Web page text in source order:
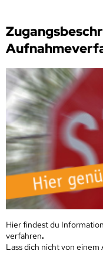
Hier findest du
verfahren.
Lass dich nicht von